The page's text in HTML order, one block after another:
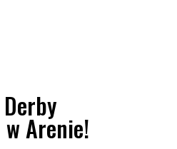
Derby
Arenie!